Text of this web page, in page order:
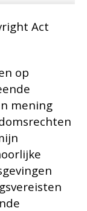
Act
op
mening